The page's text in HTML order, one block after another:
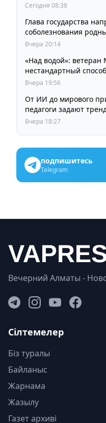
Сегодня 08:38
Глава государства
соболезнования
кинорежиссера
Вчера 20:14
«Над водой»:
нестандартный
пробок и смога
Вчера 19:56
От ИИ до мирового
педагоги задают
Вчера 18:27
подпишитесь
Telegram
Вечерний Алматы -
Сілтемелер
Біз туралы
Байланыс
Жарнама
Жазылу
Газет архиві